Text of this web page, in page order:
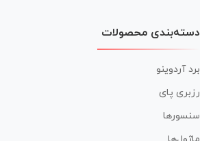
دسته‌بندی محصولات
برد آردوینو
رزبری پای
سنسورها